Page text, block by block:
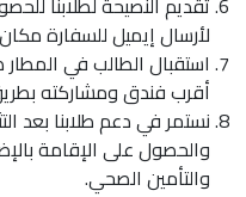
لأرسال إيميل للسفارة
استقبال الطالب في
أقرب فندق ومشاركته
نستمر في دعم طلابنا بعد
والحصول على الإقامة
والتأمين الصحي.